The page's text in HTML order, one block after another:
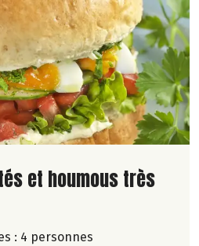
recette
et houmous très
: 4 personnes